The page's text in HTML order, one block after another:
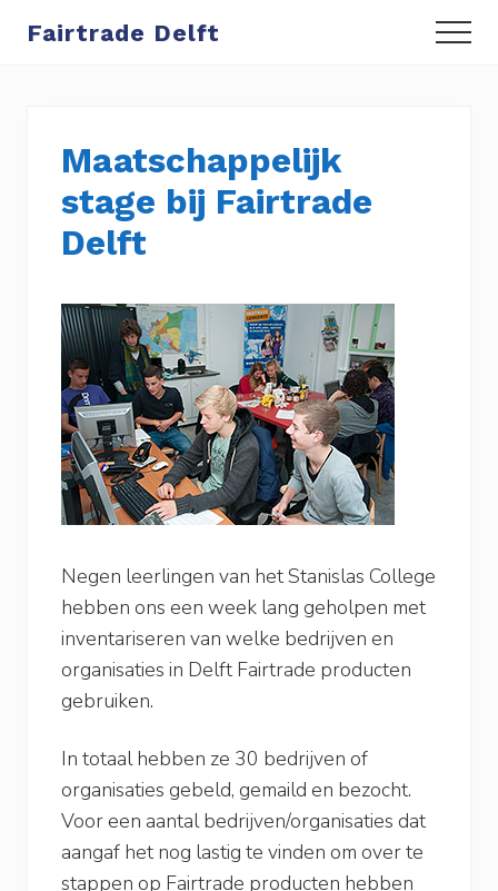
naar
naar
Fairtrade Delft Menu
Maatschappelijk
stage bij Fairtrade
Delft
Negen leerlingen van het Stanislas College
hebben ons een week lang geholpen met
inventariseren van welke bedrijven en
organisaties in Delft Fairtrade producten
gebruiken.
In totaal hebben ze 30 bedrijven of
organisaties gebeld, gemaild en bezocht.
Voor een aantal bedrijven/organisaties dat
aangaf het nog lastig te vinden om over te
stappen op Fairtrade producten hebben